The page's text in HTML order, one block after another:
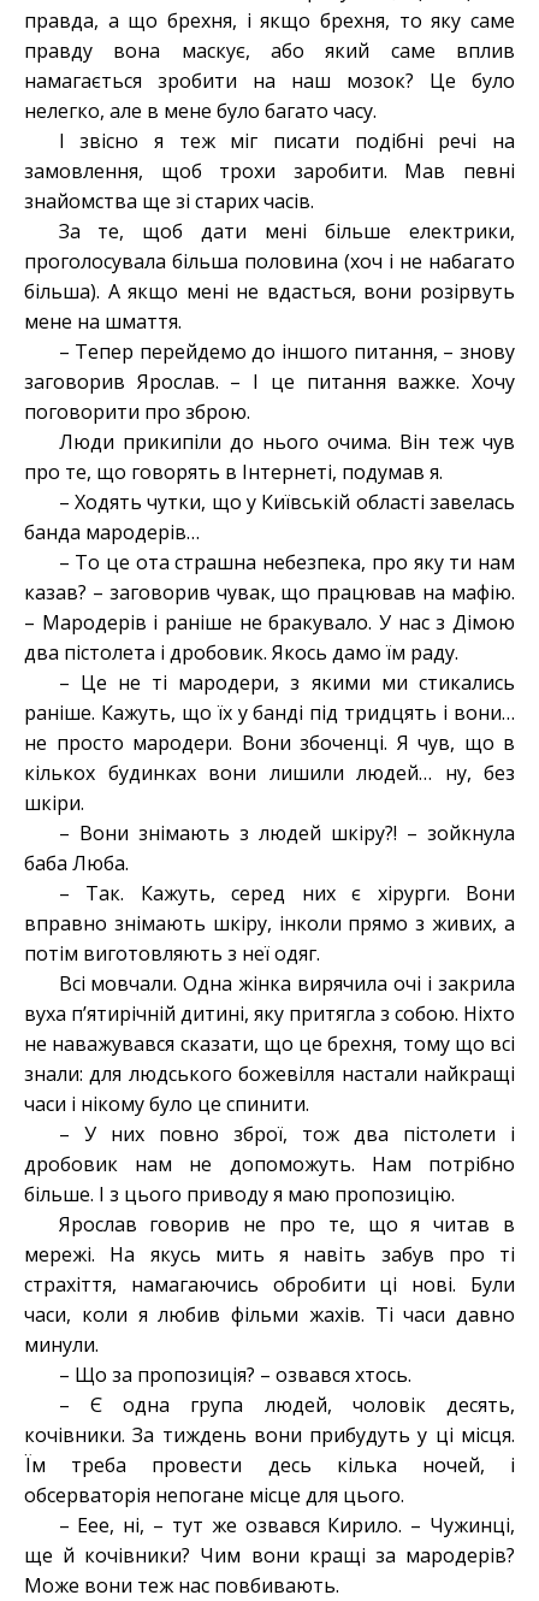
правда, а що брехня, і якщо брехня, то яку саме
правду вона маскує, або який саме вплив
намагається зробити на наш мозок? Це було
нелегко, але в мене було багато часу.
І звісно я теж міг писати подібні речі на
замовлення, щоб трохи заробити. Мав певні
знайомства ще зі старих часів.
За те, щоб дати мені більше електрики,
проголосувала більша половина (хоч і не набагато
більша). А якщо мені не вдасться, вони розірвуть
мене на шмаття.
– Тепер перейдемо до іншого питання, – знову
заговорив Ярослав. – І це питання важке. Хочу
поговорити про зброю.
Люди прикипіли до нього очима. Він теж чув
про те, що говорять в Інтернеті, подумав я.
– Ходять чутки, що у Київській області завелась
банда мародерів…
– То це ота страшна небезпека, про яку ти нам
казав? – заговорив чувак, що працював на мафію.
– Мародерів і раніше не бракувало. У нас з Дімою
два пістолета і дробовик. Якось дамо їм раду.
– Це не ті мародери, з якими ми стикались
раніше. Кажуть, що їх у банді під тридцять і вони…
не просто мародери. Вони збоченці. Я чув, що в
кількох будинках вони лишили людей… ну, без
шкіри.
– Вони знімають з людей шкіру?! – зойкнула
баба Люба.
– Так. Кажуть, серед них є хірурги. Вони
вправно знімають шкіру, інколи прямо з живих, а
потім виготовляють з неї одяг.
Всі мовчали. Одна жінка вирячила очі і закрила
вуха п’ятирічній дитині, яку притягла з собою. Ніхто
не наважувався сказати, що це брехня, тому що всі
знали: для людського божевілля настали найкращі
часи і нікому було це спинити.
– У них повно зброї, тож два пістолети і
дробовик нам не допоможуть. Нам потрібно
більше. І з цього приводу я маю пропозицію.
Ярослав говорив не про те, що я читав в
мережі. На якусь мить я навіть забув про ті
страхіття, намагаючись обробити ці нові. Були
часи, коли я любив фільми жахів. Ті часи давно
минули.
– Що за пропозиція? – озвався хтось.
– Є одна група людей, чоловік десять,
кочівники. За тиждень вони прибудуть у ці місця.
Їм треба провести десь кілька ночей, і
обсерваторія непогане місце для цього.
– Еее, ні, – тут же озвався Кирило. – Чужинці,
ще й кочівники? Чим вони кращі за мародерів?
Може вони теж нас повбивають.